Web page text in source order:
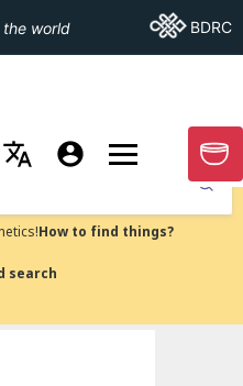
world Go ToBDRC
OF MORE PAGES
GO
Submit
How to find things?
search